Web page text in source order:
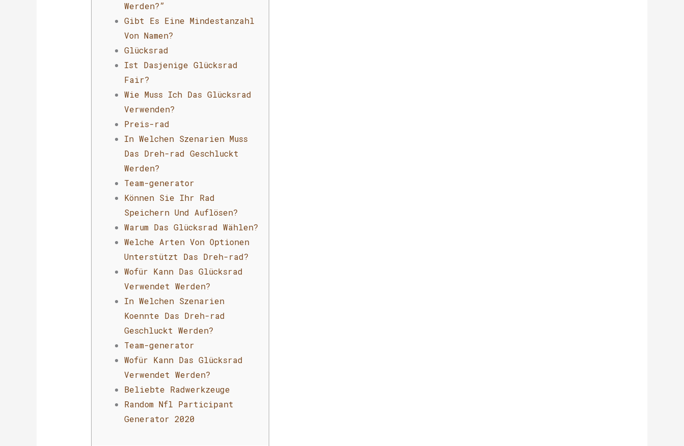
Werden?”
Gibt Es Eine Mindestanzahl
Von Namen?
Glücksrad
Ist Dasjenige Glücksrad
Fair?
Wie Muss Ich Das Glücksrad
Verwenden?
Preis-rad
In Welchen Szenarien Muss
Das Dreh-rad Geschluckt
Werden?
Team-generator
Können Sie Ihr Rad
Speichern Und Auflösen?
Warum Das Glücksrad Wählen?
Welche Arten Von Optionen
Unterstützt Das Dreh-rad?
Wofür Kann Das Glücksrad
Verwendet Werden?
In Welchen Szenarien
Koennte Das Dreh-rad
Geschluckt Werden?
Team-generator
Wofür Kann Das Glücksrad
Verwendet Werden?
Beliebte Radwerkzeuge
Random Nfl Participant
Generator 2020